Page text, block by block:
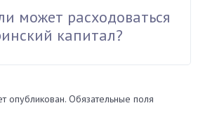
может расходоваться
капитал?
опубликован. Обязательные поля